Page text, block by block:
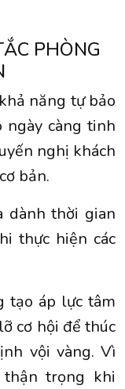
PHÒNG
năng tự bảo
ngày càng tinh
nghị khách
bản.
dành thời gian
thực hiện các
tạo áp lực tâm
cơ hội để thúc
vội vàng. Vì
trọng khi